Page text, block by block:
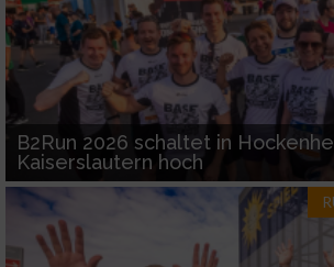
B2Run 2026 schaltet in
Kaiserslautern hoch